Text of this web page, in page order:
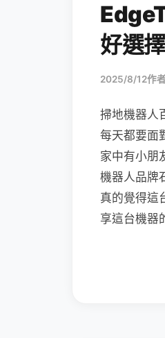
好選擇
2025/8/12作
掃地機器人
每天都要面
家中有小朋
機器人品牌
真的覺得這
享這台機器